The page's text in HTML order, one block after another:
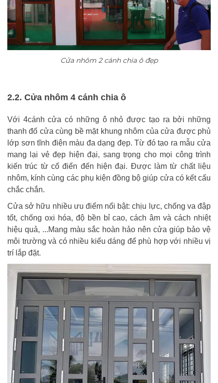
Cửa nhôm 2 cánh chia ô đẹp
2.2. Cửa nhôm 4 cánh chia ô
Với 4cánh cửa có những ô nhỏ được tạo ra bởi những
thanh đố cửa cùng bề mặt khung nhôm của cửa được phủ
lớp sơn tĩnh điện màu đa dạng đẹp. Từ đó tạo ra mẫu cửa
mang lại vẻ đẹp hiện đại, sang trọng cho mọi công trình
kiến trúc từ cổ điển đến hiện đại. Được làm từ chất liệu
nhôm, kính cùng các phụ kiện đồng bộ giúp cửa có kết cấu
chắc chắn.
Cửa sở hữu nhiều ưu điểm nổi bật: chịu lực, chống va đập
tốt, chống oxi hóa, độ bền bỉ cao, cách âm và cách nhiệt
hiệu quả, ...Mang màu sắc hoàn hảo nên cửa giúp bảo vệ
môi trường và có nhiều kiểu dáng để phù hợp với nhiều vị
trí lắp đặt.